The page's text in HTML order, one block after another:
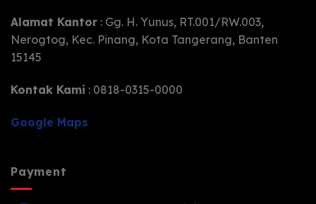
Alamat Kantor : Gg. H. Yunus, RT.001/RW.003,
Nerogtog, Kec. Pinang, Kota Tangerang, Banten
15145
Kontak Kami : 0818-0315-0000
Google Maps
Payment